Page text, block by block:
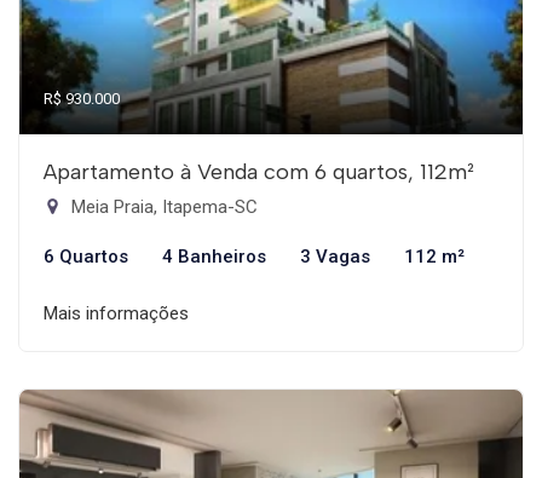
R$ 930.000
Apartamento à Venda com 6 quartos, 112m²
Meia Praia, Itapema-SC
6 Quartos 4 Banheiros 3 Vagas 112 m²
Mais informações